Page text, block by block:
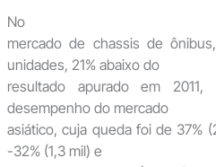
No
mercado de chassis de
unidades, 21% abaixo do
resultado apurado em
desempenho do mercado
asiático, cuja queda foi de 37%
-32% (1,3 mil) e